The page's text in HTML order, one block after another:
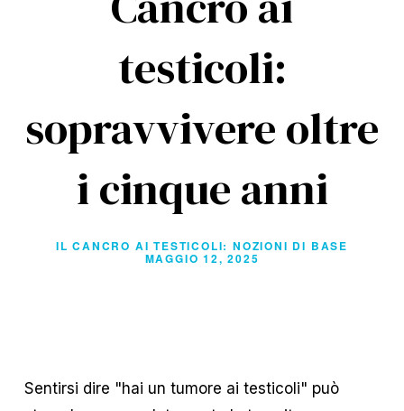
testicoli:
sopravvivere oltre
i cinque anni
IL CANCRO AI TESTICOLI: NOZIONI DI BASE
MAGGIO 12, 2025
Sentirsi dire "hai un tumore ai testicoli" può